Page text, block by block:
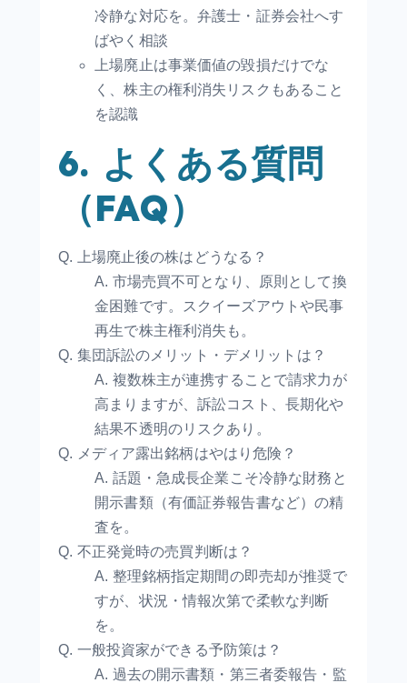
冷静な対応を。弁護士・証券会社へす
ばやく相談
上場廃止は事業価値の毀損だけでな
く、株主の権利消失リスクもあること
を認識
6. よくある質問
（FAQ）
Q. 上場廃止後の株はどうなる？
A. 市場売買不可となり、原則として換
金困難です。スクイーズアウトや民事
再生で株主権利消失も。
Q. 集団訴訟のメリット・デメリットは？
A. 複数株主が連携することで請求力が
高まりますが、訴訟コスト、長期化や
結果不透明のリスクあり。
Q. メディア露出銘柄はやはり危険？
A. 話題・急成長企業こそ冷静な財務と
開示書類（有価証券報告書など）の精
査を。
Q. 不正発覚時の売買判断は？
A. 整理銘柄指定期間の即売却が推奨で
すが、状況・情報次第で柔軟な判断
を。
Q. 一般投資家ができる予防策は？
A. 過去の開示書類・第三者委報告・監